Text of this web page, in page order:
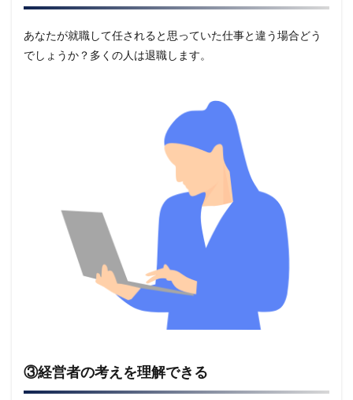
あなたが就職して任されると思っていた仕事と違う場合どう
でしょうか？多くの人は退職します。
③経営者の考えを理解できる